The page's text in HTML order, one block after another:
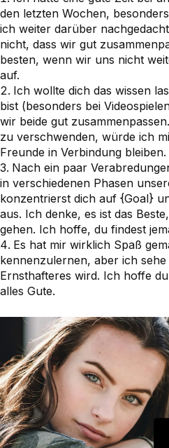
den letzten Wochen,
ich weiter darüber
nicht, dass wir gut
besten, wenn wir uns nicht
auf.
Ich wollte dich das wissen
bist (besonders bei
wir beide gut
zu verschwenden, würde ich
Freunde in Verbindung bleiben.
Nach ein paar
in verschiedenen Phasen
konzentrierst dich auf {Goal}
aus. Ich denke, es ist das
gehen. Ich hoffe, du findest
Es hat mir wirklich Spaß
kennenzulernen, aber ich
Ernsthafteres wird. Ich hoffe
alles Gute.